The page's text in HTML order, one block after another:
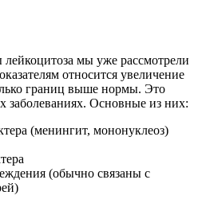
мы уже рассмотрели
относится увеличение
границ выше нормы. Это
заболеваниях. Основные из них:
(менингит, мононуклеоз)
(обычно связаны с